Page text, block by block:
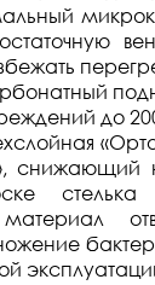
до
снижающий
материал